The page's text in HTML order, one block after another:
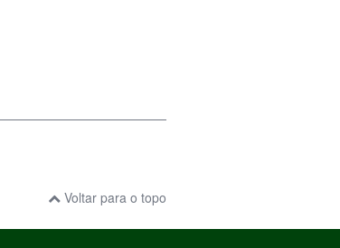
Voltar para o topo